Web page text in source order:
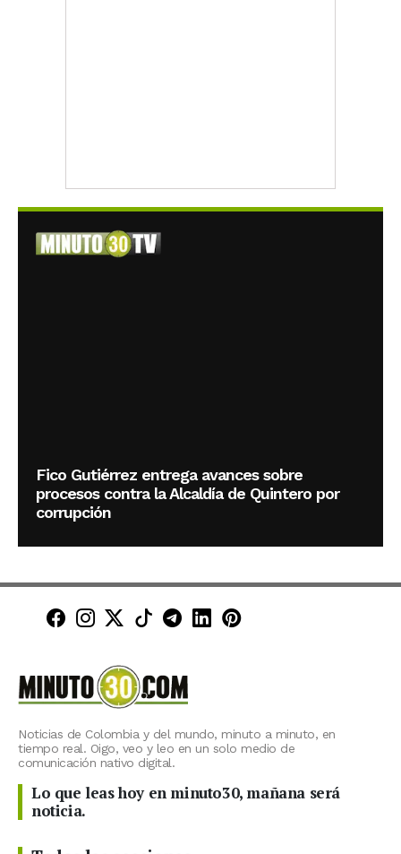
Fico Gutiérrez entrega avances sobre
procesos contra la Alcaldía de Quintero por
corrupción
Minuto30 en Facebook
Minuto30 en Instagram
Minuto30 en X (Twitter)
Minuto30 en TikTok
Canal de Minuto30 en
Minuto30 en LinkedIn
Minuto30 en
Noticias de Colombia y del mundo, minuto a minuto, en
tiempo real. Oigo, veo y leo en un solo medio de
comunicación nativo digital.
Lo que leas hoy en minuto30, mañana será
noticia.